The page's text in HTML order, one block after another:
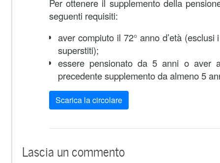
Per ottenere il supplemento della
seguenti requisiti:
aver compiuto il 72° anno d’età
superstiti);
essere pensionato da 5 anni o aver
precedente supplemento da almeno 5
Scarica la circolare
Lascia un commento